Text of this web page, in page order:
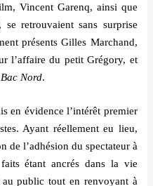
Vincent Garenq, ainsi que
se retrouvaient sans surprise
présents Gilles Marchand,
l’affaire du petit Grégory, et
Bac Nord.
en évidence l’intérêt premier
Ayant réellement eu lieu,
de l’adhésion du spectateur à
faitsétant ancrés dans la vie
public tout en renvoyant à